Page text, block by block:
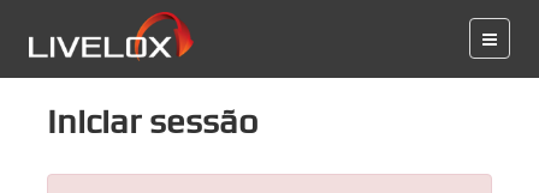
Iniciar sessão